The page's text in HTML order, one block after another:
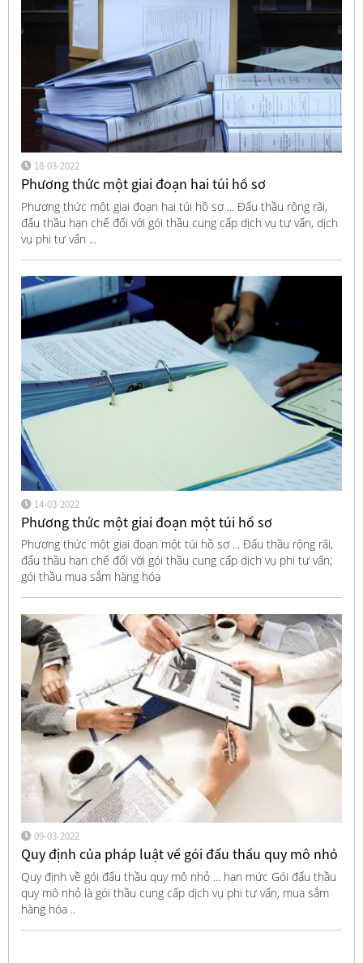
18-03-2022
Phương thức một giai đoạn hai túi hồ sơ
Phương thức một giai đoạn hai túi hồ sơ ... Đấu thầu rộng rãi,
đấu thầu hạn chế đối với gói thầu cung cấp dịch vụ tư vấn, dịch
vụ phi tư vấn ...
14-03-2022
Phương thức một giai đoạn một túi hồ sơ
Phương thức một giai đoạn một túi hồ sơ ... Đấu thầu rộng rãi,
đấu thầu hạn chế đối với gói thầu cung cấp dịch vụ phi tư vấn;
gói thầu mua sắm hàng hóa
09-03-2022
Quy định của pháp luật về gói đấu thầu quy mô nhỏ
Quy định về gói đấu thầu quy mô nhỏ ... hạn mức Gói đấu thầu
quy mô nhỏ là gói thầu cung cấp dịch vụ phi tư vấn, mua sắm
hàng hóa ..